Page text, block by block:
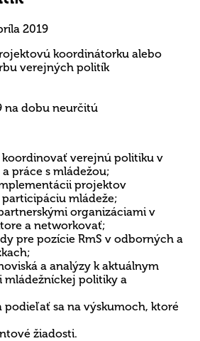
2019
na dobu neurčitú
verejnú politiku v
práce s mládežou;
projektov
mládeže;
organizáciami v
a networkovať;
pre pozície RmS v odborných a
a analýzy k aktuálnym
mládežníckej politiky a
podieľať sa na výskumoch, ktoré
žiadosti.